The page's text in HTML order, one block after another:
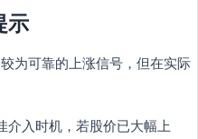
示
为可靠的上涨信号，但在实际
介入时机，若股价已大幅上